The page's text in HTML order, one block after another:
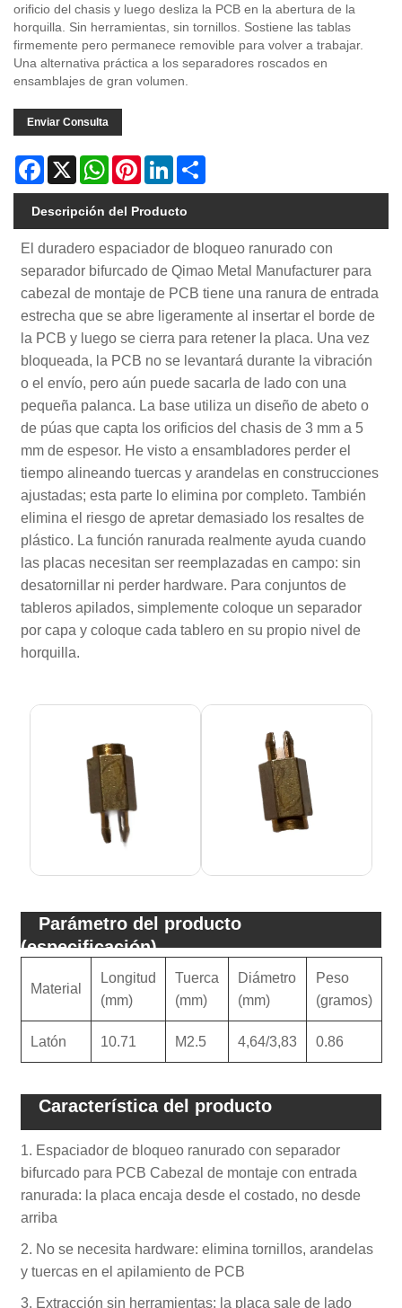
orificio del chasis y luego desliza la PCB en la abertura de la
horquilla. Sin herramientas, sin tornillos. Sostiene las tablas
firmemente pero permanece removible para volver a trabajar.
Una alternativa práctica a los separadores roscados en
ensamblajes de gran volumen.
Enviar Consulta
Facebook
X WhatsAppPinterestLinkedIn
Descripción del Producto
El duradero espaciador de bloqueo ranurado con
separador bifurcado de Qimao Metal Manufacturer para
cabezal de montaje de PCB tiene una ranura de entrada
estrecha que se abre ligeramente al insertar el borde de
la PCB y luego se cierra para retener la placa. Una vez
bloqueada, la PCB no se levantará durante la vibración
o el envío, pero aún puede sacarla de lado con una
pequeña palanca. La base utiliza un diseño de abeto o
de púas que capta los orificios del chasis de 3 mm a 5
mm de espesor. He visto a ensambladores perder el
tiempo alineando tuercas y arandelas en construcciones
ajustadas; esta parte lo elimina por completo. También
elimina el riesgo de apretar demasiado los resaltes de
plástico. La función ranurada realmente ayuda cuando
las placas necesitan ser reemplazadas en campo: sin
desatornillar ni perder hardware. Para conjuntos de
tableros apilados, simplemente coloque un separador
por capa y coloque cada tablero en su propio nivel de
horquilla.
Parámetro del producto
(especificación)
Material
Longitud
(mm)
Tuerca
(mm)
Diámetro
(mm)
Peso
(gramos)
Latón 10.71 M2.5 4,64/3,83 0.86
Característica del producto
1. Espaciador de bloqueo ranurado con separador
bifurcado para PCB Cabezal de montaje con entrada
ranurada: la placa encaja desde el costado, no desde
arriba
2. No se necesita hardware: elimina tornillos, arandelas
y tuercas en el apilamiento de PCB
3. Extracción sin herramientas: la placa sale de lado